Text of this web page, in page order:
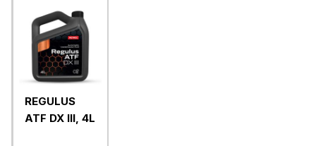
REGULUS
ATF DX III, 4L